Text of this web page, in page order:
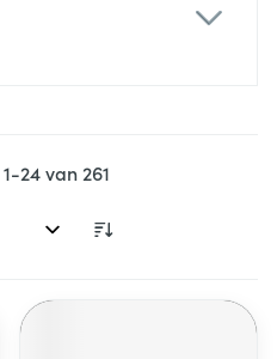
1-24van 261